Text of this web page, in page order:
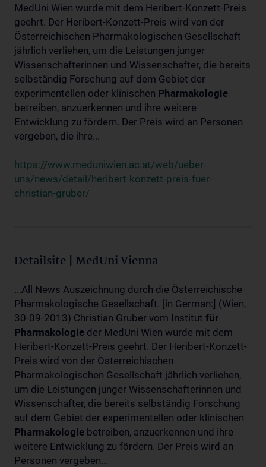
MedUni Wien wurde mit dem Heribert-Konzett-Preis
geehrt. Der Heribert-Konzett-Preis wird von der
Österreichischen Pharmakologischen Gesellschaft
jährlich verliehen, um die Leistungen junger
Wissenschafterinnen und Wissenschafter, die bereits
selbständig Forschung auf dem Gebiet der
experimentellen oder klinischen Pharmakologie
betreiben, anzuerkennen und ihre weitere
Entwicklung zu fördern. Der Preis wird an Personen
vergeben, die ihre...
https://www.meduniwien.ac.at/web/ueber-
uns/news/detail/heribert-konzett-preis-fuer-
christian-gruber/
Detailsite | MedUni Vienna
...All News Auszeichnung durch die Österreichische
Pharmakologische Gesellschaft. [in German:] (Wien,
30-09-2013) Christian Gruber vom Institut für
Pharmakologie der MedUni Wien wurde mit dem
Heribert-Konzett-Preis geehrt. Der Heribert-Konzett-
Preis wird von der Österreichischen
Pharmakologischen Gesellschaft jährlich verliehen,
um die Leistungen junger Wissenschafterinnen und
Wissenschafter, die bereits selbständig Forschung
auf dem Gebiet der experimentellen oder klinischen
Pharmakologie betreiben, anzuerkennen und ihre
weitere Entwicklung zu fördern. Der Preis wird an
Personen vergeben...